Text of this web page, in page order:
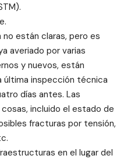
están claras, pero es
averiado por varias
y nuevos, están
última inspección técnica
días antes. Las
incluido el estado de
fracturas por tensión,
en el lugar del